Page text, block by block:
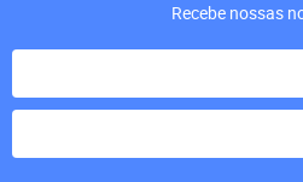
Recebe nossas